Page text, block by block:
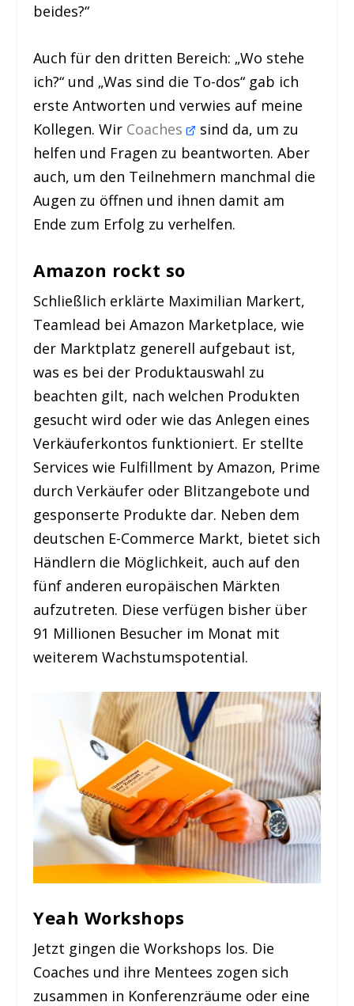
beides?“
Auch für den dritten Bereich: „Wo stehe
ich?“ und „Was sind die To-dos“ gab ich
erste Antworten und verwies auf meine
Kollegen. Wir Coaches
sind da, um zu
helfen und Fragen zu beantworten. Aber
auch, um den Teilnehmern manchmal die
Augen zu öffnen und ihnen damit am
Ende zum Erfolg zu verhelfen.
Amazon rockt so
Schließlich erklärte Maximilian Markert,
Teamlead bei Amazon Marketplace, wie
der Marktplatz generell aufgebaut ist,
was es bei der Produktauswahl zu
beachten gilt, nach welchen Produkten
gesucht wird oder wie das Anlegen eines
Verkäuferkontos funktioniert. Er stellte
Services wie Fulfillment by Amazon, Prime
durch Verkäufer oder Blitzangebote und
gesponserte Produkte dar. Neben dem
deutschen E-Commerce Markt, bietet sich
Händlern die Möglichkeit, auch auf den
fünf anderen europäischen Märkten
aufzutreten. Diese verfügen bisher über
91 Millionen Besucher im Monat mit
weiterem Wachstumspotential.
Yeah Workshops
Jetzt gingen die Workshops los. Die
Coaches und ihre Mentees zogen sich
zusammen in Konferenzräume oder eine